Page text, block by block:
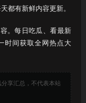
都有新鲜内容更新。
。每日吃瓜、看最新
时间获取全网热点大
享汇总，不代表本站